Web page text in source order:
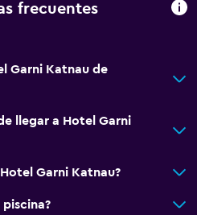
frecuentes
Garni Katnau de
llegar a Hotel Garni
Garni Katnau?
piscina?